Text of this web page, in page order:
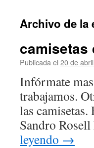
contenido
Archivo de la
camisetas
Publicada el 20 de
Infórmate
trabajamos.
las
Sandro
leyendo →